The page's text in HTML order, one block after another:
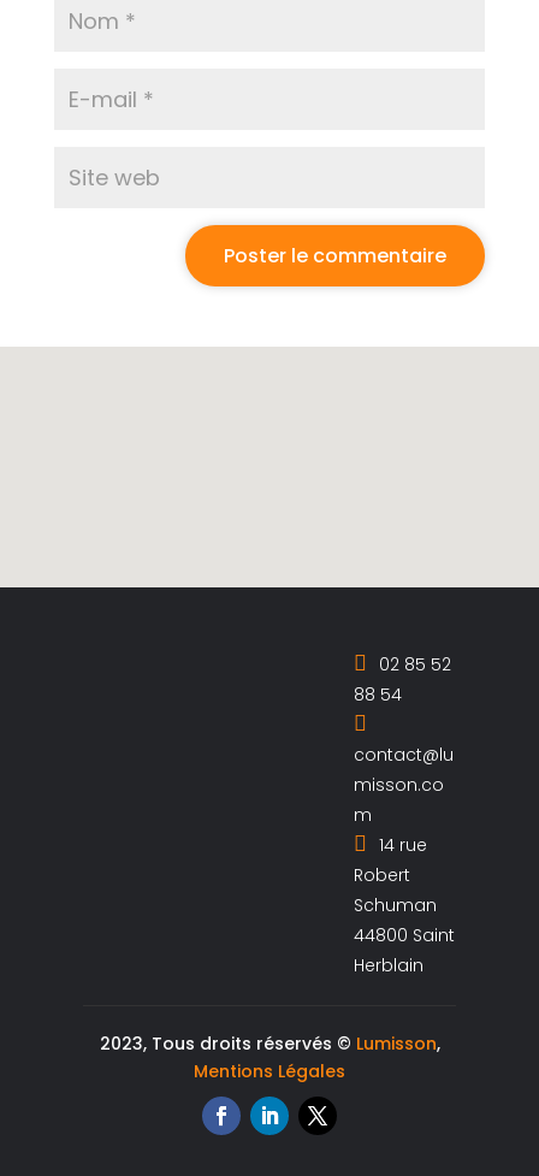
02 85 52
88 54
contact@lu
misson.co
m
14 rue
Robert
Schuman
44800 Saint
Herblain
2023, Tous droits réservés © Lumisson,
Mentions Légales